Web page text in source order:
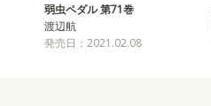
弱虫ペダル 第71巻
渡辺航
発売日：2021.02.08